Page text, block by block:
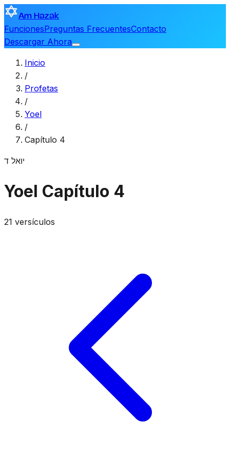
Am Hazak
FuncionesPreguntas FrecuentesContacto
Descargar Ahora
Inicio
/
Profetas
/
Yoel
/
Capítulo 4
יואל ד
Yoel Capítulo 4
21 versículos